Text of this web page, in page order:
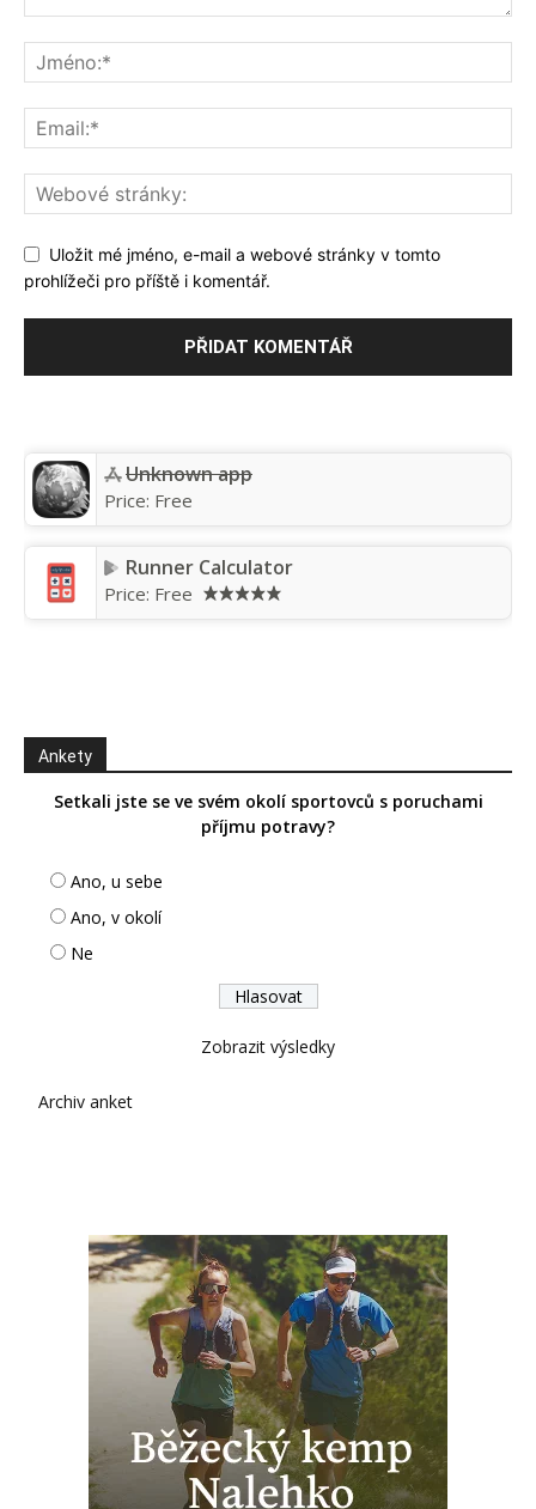
Uložit mé jméno, e-mail a webové stránky v tomto
prohlížeči pro příště i komentář.
Unknown app
Price: Free
Runner Calculator
Price: Free
Ankety
Setkali jste se ve svém okolí sportovců s poruchami
příjmu potravy?
Ano, u sebe
Ano, v okolí
Ne
Zobrazit výsledky
Archiv anket